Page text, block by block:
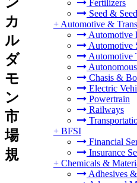
Fertilizers
Seed &
+ Automotive &
Automotive
Automotive
Automotive
Chasis &
Electric
Powertrain
Railways
+ BFSI
Financial
Insurance
+ Chemicals &
Adhesives
カ
ル
ダ
モ
ン
市
場
規